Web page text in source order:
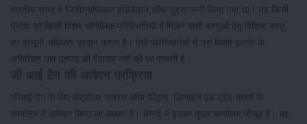
भारतीय संसद में जियोग्राफिकल इंडिकेशन ऑफ गुड्स जारी किया गया था। यह किसी
प्रदेश को किसी विशेष भौगोलिक परिस्थितियों में मिलने वाली वस्तुओं हेतु विशिष्ट वस्तु
का कानूनी अधिकार प्रदान करता है। ऐसी परिस्थितियों में उस विशेष इलाके के
अतिरिक्त उस उत्पाद की पैदावार नहीं की जा सकती है।
जीआई टैग के लिए कंट्रोलर जनरल ऑफ पेरेंट्स, डिजाइंस एंड ट्रेड मार्क्स के
कार्यालय में आवेदन किया जा सकता है। चेन्नई में इसका मुख्य कार्यालय मौजूद है। यह